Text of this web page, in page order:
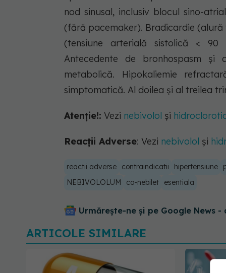
nod sinusal, inclusiv blocul sino-
(fără pacemaker). Bradicardie
(tensiune arterială sistolică < 90
Antecedente de bronhospasm și
metabolică. Hipokaliemie
simptomatică. Al doilea și al treilea
Atenție!: Vezi nebivolol și
Reacții Adverse: Vezi nebivolol și
reactii adverse contraindicatii hipertensiune
NEBIVOLOLUM
co-nebilet esentiala
Urmărește-ne și pe Google News -
ARTICOLE SIMILARE